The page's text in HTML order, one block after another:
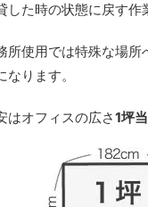
た時の状態に戻す作
所使用では特殊な場
ります。
はオフィスの広さ1坪